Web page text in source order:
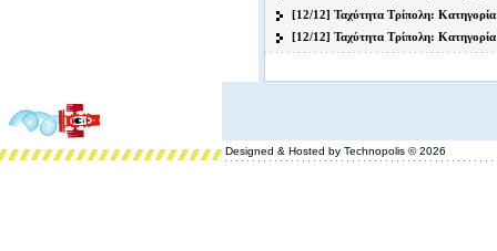
[12/12] Ταχύτητα Τρίπολη: Κατηγορία
[12/12] Ταχύτητα Τρίπολη:
Designed & Hosted by Technopolis © 2026